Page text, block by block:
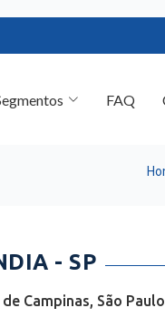
- SP
Campinas, São Paulo.